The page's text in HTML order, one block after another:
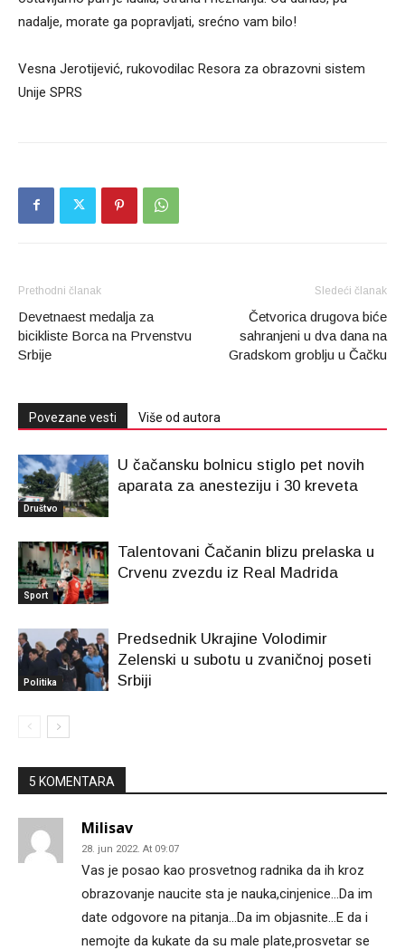
nadalje, morate ga popravljati, srećno vam bilo!
Vesna Jerotijević, rukovodilac Resora za obrazovni sistem
Unije SPRS
Prethodni članak
Devetnaest medalja za
bicikliste Borca na Prvenstvu
Srbije
Sledeći članak
Četvorica drugova biće
sahranjeni u dva dana na
Gradskom groblju u Čačku
Povezane vesti Više od autora
Društvo
U čačansku bolnicu stiglo pet novih
aparata za anesteziju i 30 kreveta
Sport
Talentovani Čačanin blizu prelaska u
Crvenu zvezdu iz Real Madrida
Politika
Predsednik Ukrajine Volodimir
Zelenski u subotu u zvaničnoj poseti
Srbiji
5 KOMENTARA
Milisav
28. jun 2022. At 09:07
Vas je posao kao prosvetnog radnika da ih kroz
obrazovanje naucite sta je nauka,cinjenice…Da im
date odgovore na pitanja…Da im objasnite…E da i
nemojte da kukate da su male plate,prosvetar se